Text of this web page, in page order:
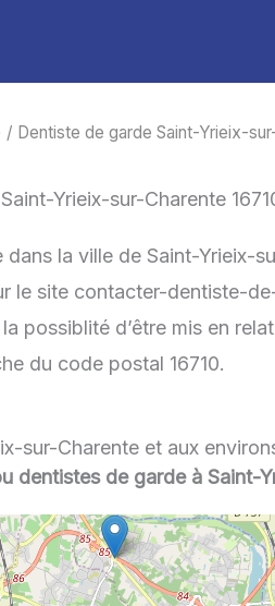
/ Dentiste de garde Saint-Yrieix-
Yrieix-sur-Charente
la ville de Saint-Yrieix-
le site contacter-dentiste-
possiblité d’être mis en
du code postal 16710.
sur-Charente et aux
dentistes de garde à Saint-